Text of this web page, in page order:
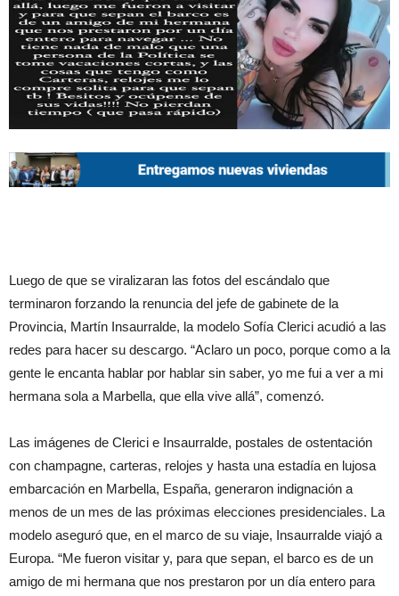
Luego de que se viralizaran las fotos del escándalo que
terminaron forzando la renuncia del jefe de gabinete de la
Provincia, Martín Insaurralde, la modelo Sofía Clerici acudió a las
redes para hacer su descargo. “Aclaro un poco, porque como a la
gente le encanta hablar por hablar sin saber, yo me fui a ver a mi
hermana sola a Marbella, que ella vive allá”, comenzó.
Las imágenes de Clerici e Insaurralde, postales de ostentación
con champagne, carteras, relojes y hasta una estadía en lujosa
embarcación en Marbella, España, generaron indignación a
menos de un mes de las próximas elecciones presidenciales. La
modelo aseguró que, en el marco de su viaje, Insaurralde viajó a
Europa. “Me fueron visitar y, para que sepan, el barco es de un
amigo de mi hermana que nos prestaron por un día entero para